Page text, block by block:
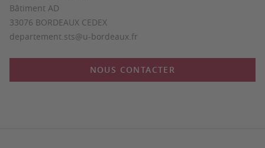
Bâtiment AD
33076 BORDEAUX CEDEX
departement.sts@u-bordeaux.fr
NOUS CONTACTER